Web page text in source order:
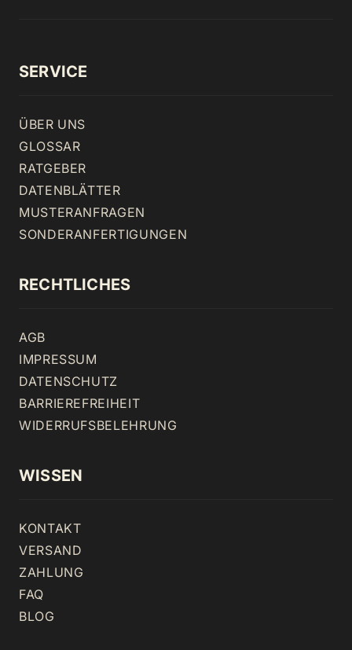
SERVICE
ÜBER UNS
GLOSSAR
RATGEBER
DATENBLÄTTER
MUSTERANFRAGEN
SONDERANFERTIGUNGEN
RECHTLICHES
AGB
IMPRESSUM
DATENSCHUTZ
BARRIEREFREIHEIT
WIDERRUFSBELEHRUNG
WISSEN
KONTAKT
VERSAND
ZAHLUNG
FAQ
BLOG